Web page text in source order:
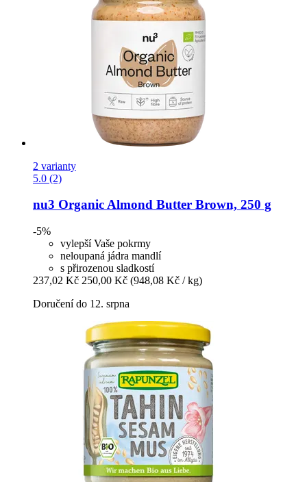
2 varianty
5.0 (2)
nu3 Organic Almond Butter Brown, 250 g
-5%
vylepší Vaše pokrmy
neloupaná jádra mandlí
s přirozenou sladkostí
237,02 Kč 250,00 Kč (948,08 Kč / kg)
Doručení do 12. srpna